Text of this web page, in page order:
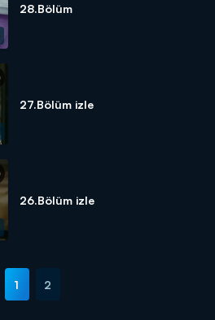
28.Bölüm
27.Bölüm izle
26.Bölüm izle
1 2